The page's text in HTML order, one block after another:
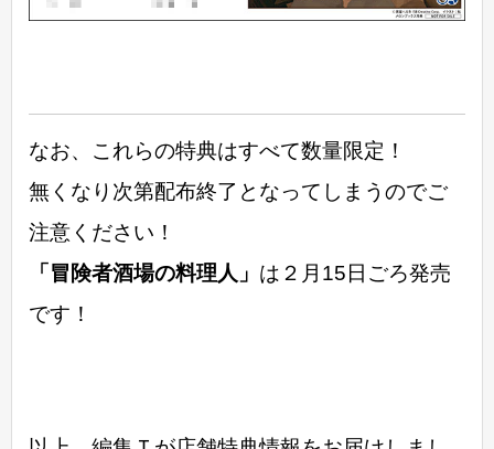
なお、これらの特典はすべて数量限定！
無くなり次第配布終了となってしまうのでご
注意ください！
「冒険者酒場の料理人」 は２月15日ごろ発売
です！